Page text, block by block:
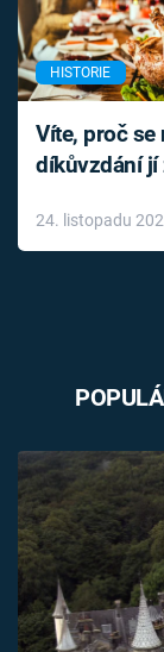
HISTORIE
Víte, proč se
díkůvzdání jí
24. listopadu